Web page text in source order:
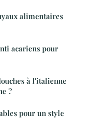
alimentaires
acariens pour
à l'italienne
?
pour un style